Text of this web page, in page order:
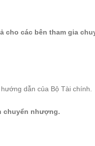
cho các bên tham gia
dẫn của Bộ Tài chính.
chuyển nhượng.